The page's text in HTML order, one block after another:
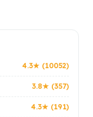
4.3★ (10052)
3.8★ (357)
4.3★ (191)